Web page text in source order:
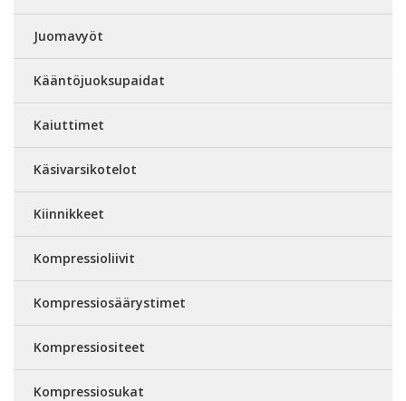
Juomavyöt
Kääntöjuoksupaidat
Kaiuttimet
Käsivarsikotelot
Kiinnikkeet
Kompressioliivit
Kompressiosäärystimet
Kompressiositeet
Kompressiosukat